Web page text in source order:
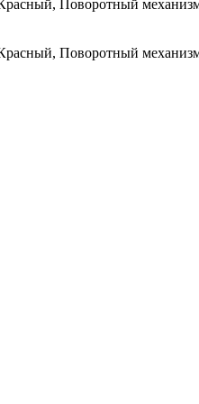
Поворотный
Поворотный